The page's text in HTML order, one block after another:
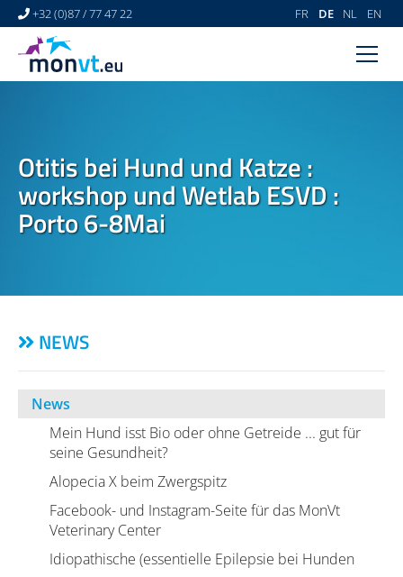
FR DE NL EN
+32 (0)87 / 77 47 22
VETERINÄR-DERMATOLOGIE
NEWS
Otitis bei Hund und Katze :
workshop und Wetlab ESVD :
Porto 6-8Mai
NEWS
News
Mein Hund isst Bio oder ohne Getreide ... gut für
seine Gesundheit?
Alopecia X beim Zwergspitz
Facebook- und Instagram-Seite für das MonVt
Veterinary Center
Idiopathische (essentielle Epilepsie bei Hunden